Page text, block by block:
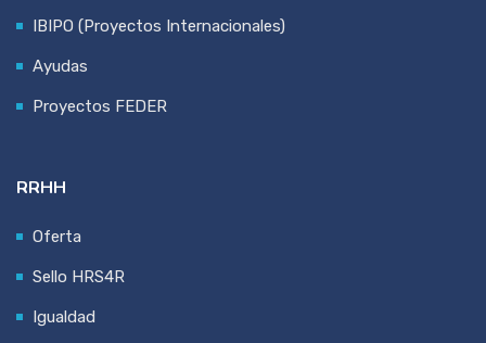
IBIPO (Proyectos Internacionales)
Ayudas
Proyectos FEDER
RRHH
Oferta
Sello HRS4R
Igualdad